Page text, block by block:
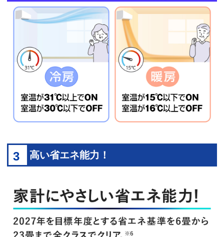
3 高い省エネ能力！